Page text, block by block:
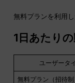
無料プランを利用
1日あたり
ユーザータ
無料プラン（招待制